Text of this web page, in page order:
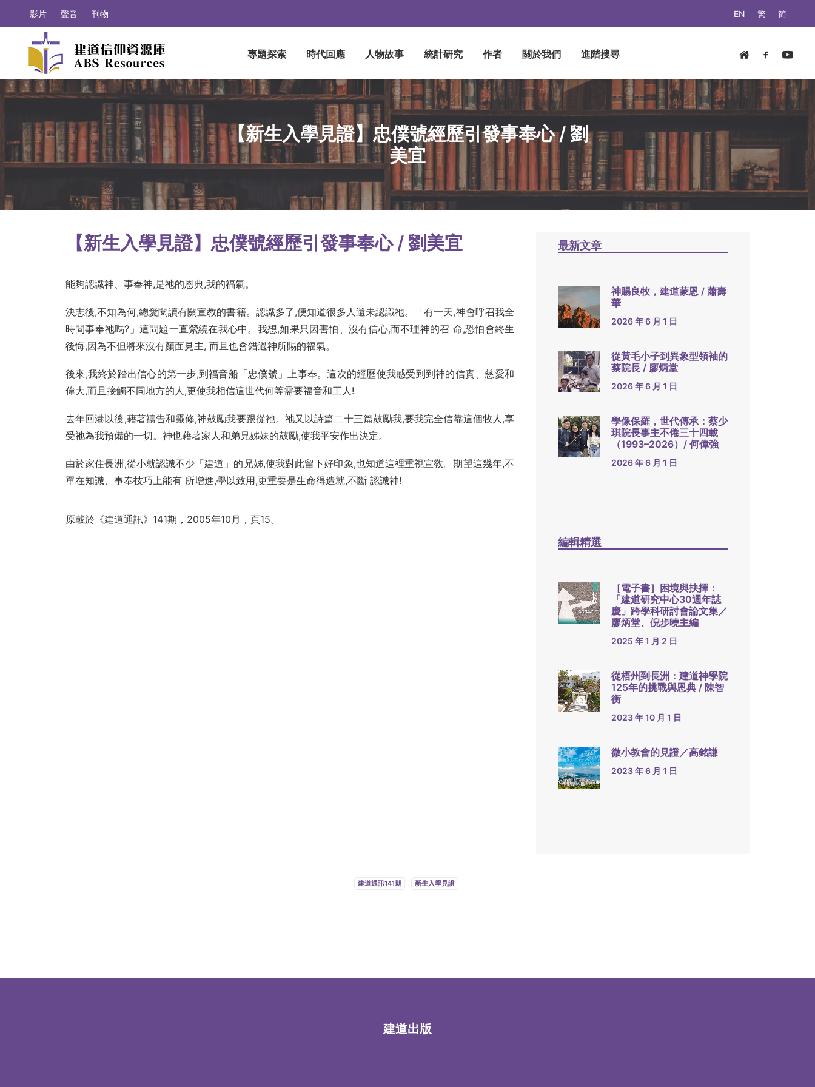
EN 繁 简
影片 聲音 刊物
專題探索 時代回應 人物故事 統計研究 作者 關於我們 進階搜尋
【新生入學見證】忠僕號經歷引發事奉心 / 劉
美宜
【新生入學見證】忠僕號經歷引發事奉心 / 劉美宜
能夠認識神、事奉神,是祂的恩典,我的福氣。
決志後,不知為何,總愛閱讀有關宣教的書籍。認識多了,便知道很多人還未認識祂。「有一天,神會呼召我全
時間事奉祂嗎?」這問題一直縈繞在我心中。我想,如果只因害怕、沒有信心,而不理神的召 命,恐怕會終生
後悔,因為不但將來沒有顏面見主, 而且也會錯過神所賜的福氣。
後來,我終於踏出信心的第一步,到福音船「忠僕號」上事奉。這次的經歷使我感受到到神的信實、慈愛和
偉大,而且接觸不同地方的人,更使我相信這世代何等需要福音和工人!
去年回港以後,藉著禱告和靈修,神鼓勵我要跟從祂。祂又以詩篇二十三篇鼓勵我,要我完全信靠這個牧人,享
受祂為我預備的一切。神也藉著家人和弟兄姊妹的鼓勵,使我平安作出決定。
由於家住長洲,從小就認識不少「建道」的兄姊,使我對此留下好印象,也知道這裡重視宣敎。期望這幾年,不
單在知識、事奉技巧上能有 所增進,學以致用,更重要是生命得造就,不斷 認識神!
原載於《建道通訊》141期，2005年10月，頁15。
最新文章
神賜良牧，建道蒙恩 / 蕭壽
華
2026 年 6 月 1 日
從黃毛小子到異象型領袖的
蔡院長 / 廖炳堂
2026 年 6 月 1 日
學像保羅，世代傳承：蔡少
琪院長事主不倦三十四載
（1993–2026）/ 何偉強
2026 年 6 月 1 日
編輯精選
［電子書］困境與抉擇：
「建道研究中心30週年誌
慶」跨學科研討會論文集／
廖炳堂、倪步曉主編
2025 年 1 月 2 日
從梧州到長洲：建道神學院
125年的挑戰與恩典 / 陳智
衡
2023 年 10 月 1 日
微小教會的見證／高銘謙
2023 年 6 月 1 日
建道通訊141期 新生入學見證
建道出版